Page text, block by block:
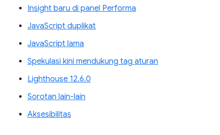
Insight baru di panel Performa
JavaScript duplikat
JavaScript lama
Spekulasi kini mendukung tag aturan
Lighthouse 12.6.0
Sorotan lain-lain
Aksesibilitas